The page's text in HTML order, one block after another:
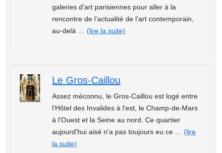
galeries d'art parisiennes pour aller à la
rencontre de l’actualité de l’art contemporain,
au-delà …(lire la suite)
Le Gros-Caillou
Assez méconnu, le Gros-Caillou est logé entre
l'Hôtel des Invalides à l'est, le Champ-de-Mars
à l'Ouest et la Seine au nord. Ce quartier
aujourd'hui aisé n'a pas toujours eu ce …(lire
la suite)